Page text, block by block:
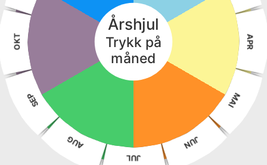
APR
MAI
JUN
JUL
AUG
SEP
OKT
Årshjul
Trykk på
måned